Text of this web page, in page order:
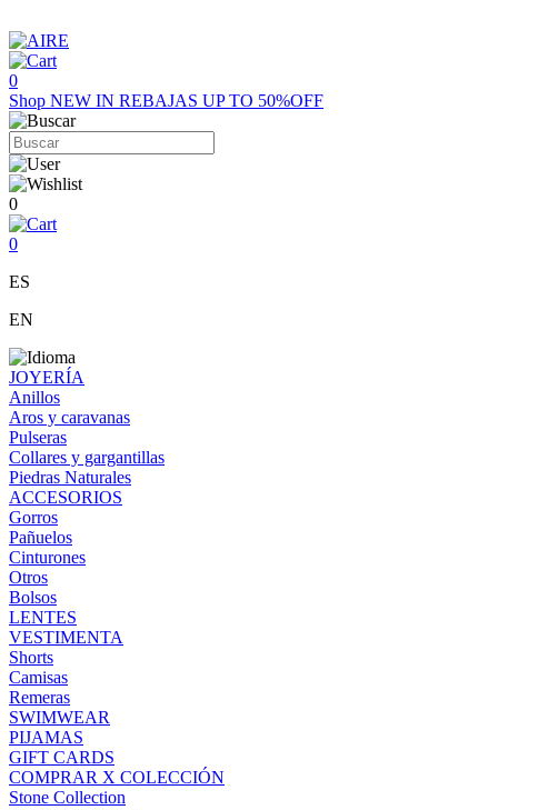
0
Shop NEW IN REBAJAS UP TO 50%OFF
0
0
ES
EN
JOYERÍA
Anillos
Aros y caravanas
Pulseras
Collares y gargantillas
Piedras Naturales
ACCESORIOS
Gorros
Pañuelos
Cinturones
Otros
Bolsos
LENTES
VESTIMENTA
Shorts
Camisas
Remeras
SWIMWEAR
PIJAMAS
GIFT CARDS
COMPRAR X COLECCIÓN
Stone Collection